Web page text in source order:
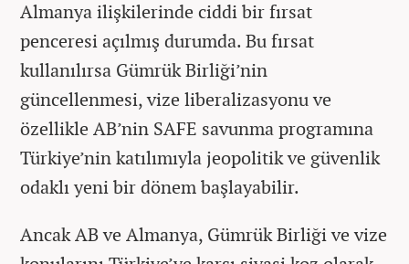
Almanya ilişkilerinde ciddi bir fırsat
penceresi açılmış durumda. Bu fırsat
kullanılırsa Gümrük Birliği’nin
güncellenmesi, vize liberalizasyonu ve
özellikle AB’nin SAFE savunma programına
Türkiye’nin katılımıyla jeopolitik ve güvenlik
odaklı yeni bir dönem başlayabilir.
Ancak AB ve Almanya, Gümrük Birliği ve vize